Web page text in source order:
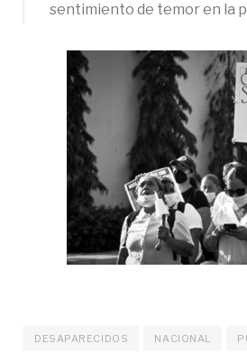
sentimiento de temor en la
DESAPARECIDOS NACIONAL